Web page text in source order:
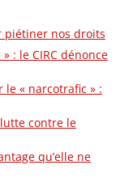
piétiner nos droits
: le CIRC dénonce
le « narcotrafic » :
contre le
qu’elle ne